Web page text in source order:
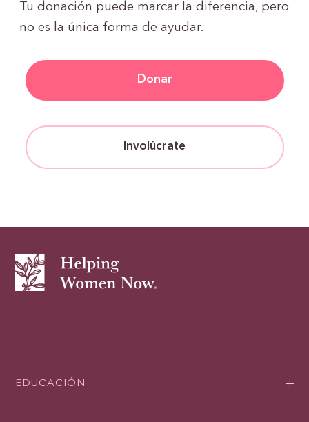
Tu donación puede marcar la diferencia, pero
no es la única forma de ayudar.
Donar
Involúcrate
EDUCACIÓN